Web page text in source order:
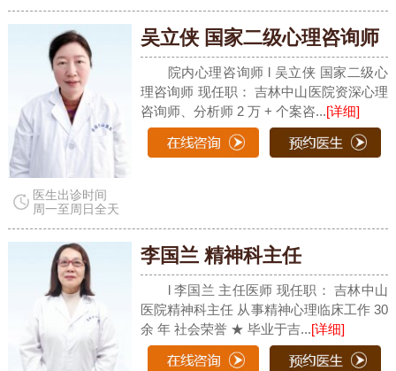
医生出诊时间
周一至周日全天
吴立侠 国家二级心理咨询师
院内心理咨询师 l 吴立侠 国家二级心
理咨询师 现任职： 吉林中山医院资深心理
咨询师、分析师 2 万 + 个案咨...[详细]
李国兰 精神科主任
l 李国兰 主任医师 现任职： 吉林中山
医院精神科主任 从事精神心理临床工作 30
余 年 社会荣誉 ★ 毕业于吉...[详细]